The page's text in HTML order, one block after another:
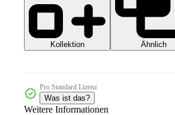
Kollektion Ähnlich
Pro Standard Lizenz
Was ist das?
Weitere Informationen